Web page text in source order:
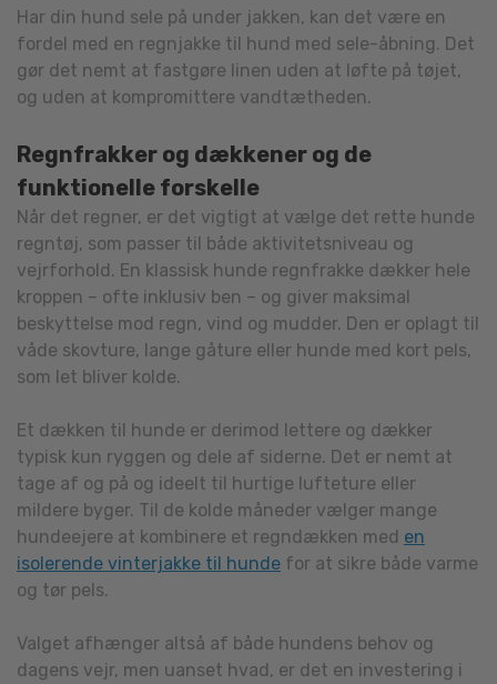
Har din hund sele på under jakken, kan det være en
fordel med en regnjakke til hund med sele-åbning. Det
gør det nemt at fastgøre linen uden at løfte på tøjet,
og uden at kompromittere vandtætheden.
Regnfrakker og dækkener og de
funktionelle forskelle
Når det regner, er det vigtigt at vælge det rette hunde
regntøj, som passer til både aktivitetsniveau og
vejrforhold. En klassisk hunde regnfrakke dækker hele
kroppen – ofte inklusiv ben – og giver maksimal
beskyttelse mod regn, vind og mudder. Den er oplagt til
våde skovture, lange gåture eller hunde med kort pels,
som let bliver kolde.
Et dækken til hunde er derimod lettere og dækker
typisk kun ryggen og dele af siderne. Det er nemt at
tage af og på og ideelt til hurtige lufteture eller
mildere byger. Til de kolde måneder vælger mange
hundeejere at kombinere et regndækken med en
isolerende vinterjakke til hunde for at sikre både varme
og tør pels.
Valget afhænger altså af både hundens behov og
dagens vejr, men uanset hvad, er det en investering i